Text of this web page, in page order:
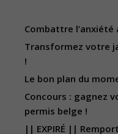
Combattre l’anxiété
Transformez votre
!
Le bon plan du
Concours : gagnez
permis belge !
|| EXPIRÉ ||